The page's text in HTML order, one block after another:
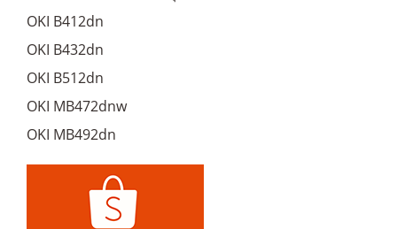
OKI B412dn
OKI B432dn
OKI B512dn
OKI MB472dnw
OKI MB492dn